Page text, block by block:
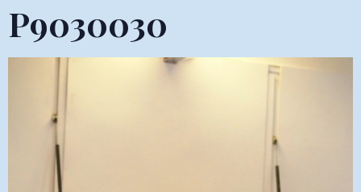
P9030030